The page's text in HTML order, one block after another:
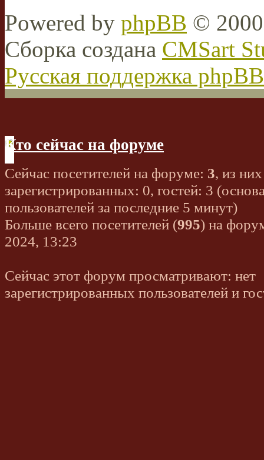
Powered by phpBB ©
Сборка создана CMSart
Русская поддержка phpBB
Кто сейчас на форуме
Сейчас посетителей на форуме: 3, из них
зарегистрированных: 0, гостей: 3
пользователей за последние 5 минут)
Больше всего посетителей (995) на
2024, 13:23
Сейчас этот форум просматривают: нет
зарегистрированных пользователей и